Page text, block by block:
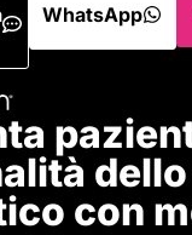
WhatsApp
con